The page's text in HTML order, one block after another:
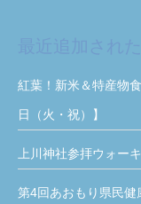
紅葉！新米＆特産物
日（火・祝）】
上川神社参拝ウォー
第4回あおもり県民